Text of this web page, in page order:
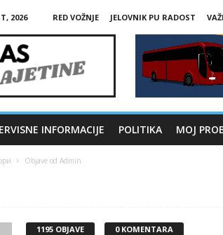
2026 RED VOŽNJE JELOVNIK PU RADOST
INFORMACIJE POLITIKA MOJ
Objave od Admin
1195 OBJAVE 0 KOMENTARA